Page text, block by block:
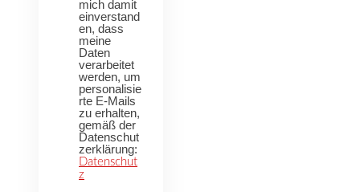
mich damit
einverstand
en, dass
meine
Daten
verarbeitet
werden, um
personalisie
rte E-Mails
zu erhalten,
gemäß der
Datenschut
zerklärung:
Datenschut
z